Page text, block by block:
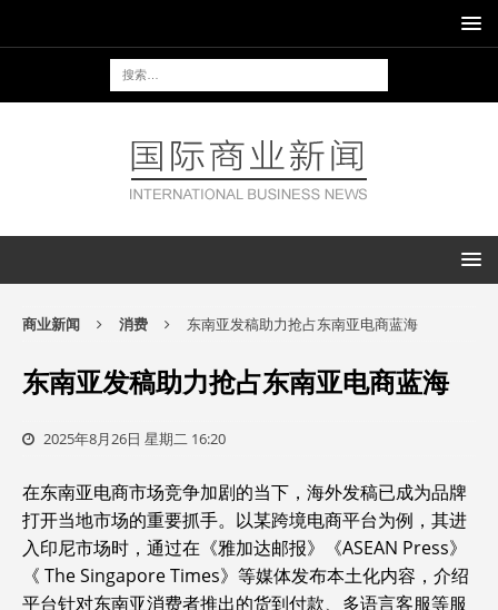
商业新闻 消费 东南亚发稿助力抢占东南亚电商蓝海
东南亚发稿助力抢占东南亚电商蓝海
2025年8月26日 星期二 16:20
在东南亚电商市场竞争加剧的当下，海外发稿已成为品牌
打开当地市场的重要抓手。以某跨境电商平台为例，其进
入印尼市场时，通过在《雅加达邮报》《ASEAN Press》
《 The Singapore Times》等媒体发布本土化内容，介绍
平台针对东南亚消费者推出的货到付款、多语言客服等服